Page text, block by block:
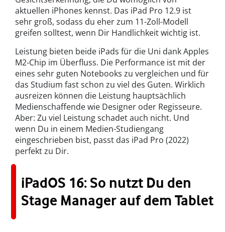
aktuellen iPhones kennst. Das iPad Pro 12.9 ist
sehr groß, sodass du eher zum 11-Zoll-Modell
greifen solltest, wenn Dir Handlichkeit wichtig ist.
Leistung bieten beide iPads für die Uni dank Apples
M2-Chip im Überfluss. Die Performance ist mit der
eines sehr guten Notebooks zu vergleichen und für
das Studium fast schon zu viel des Guten. Wirklich
ausreizen können die Leistung hauptsächlich
Medienschaffende wie Designer oder Regisseure.
Aber: Zu viel Leistung schadet auch nicht. Und
wenn Du in einem Medien-Studiengang
eingeschrieben bist, passt das iPad Pro (2022)
perfekt zu Dir.
iPadOS 16: So nutzt Du den
Stage Manager auf dem Tablet